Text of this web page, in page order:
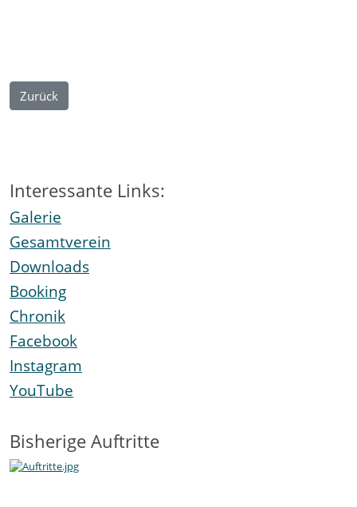
Zurück
Interessante Links:
Galerie
Gesamtverein
Downloads
Booking
Chronik
Facebook
Instagram
YouTube
Bisherige Auftritte